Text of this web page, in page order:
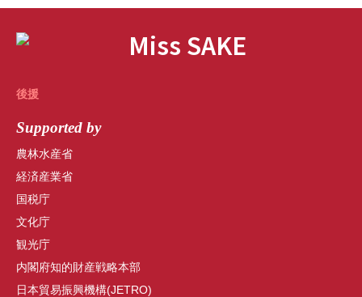
後援
Supported by
農林水産省
経済産業省
国税庁
文化庁
観光庁
内閣府知的財産戦略本部
日本貿易振興機構(JETRO)